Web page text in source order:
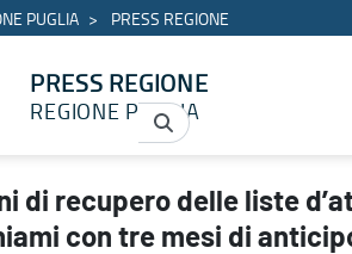
PUGLIA PRESS REGIONE
PRESS REGIONE
REGIONE PUGLIA
d’attesa: superato il 100% del target
di recupero delle liste
con tre mesi di